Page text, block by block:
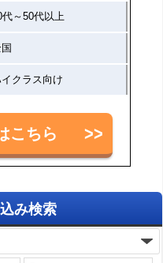
代～50代以上
クラス向け
こちら
み検索